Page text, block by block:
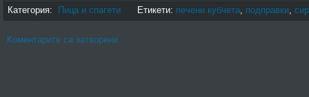
Категория:
Пица и спагети Етикети: печени кубчета, подправки,
Коментарите са затворени.